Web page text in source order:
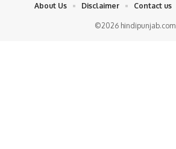
©2026 hindipunjab.com
About Us Disclaimer Contact us